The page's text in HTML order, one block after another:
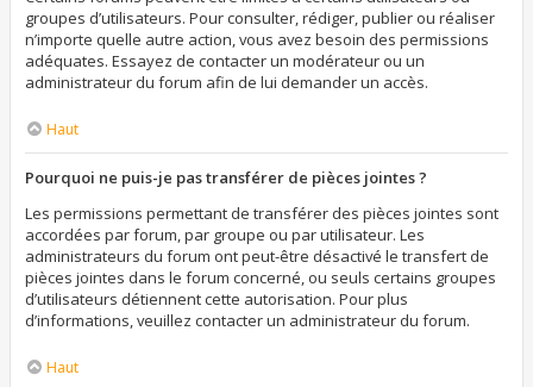
groupes d’utilisateurs. Pour consulter, rédiger, publier ou réaliser
n’importe quelle autre action, vous avez besoin des permissions
adéquates. Essayez de contacter un modérateur ou un
administrateur du forum afin de lui demander un accès.
Haut
Pourquoi ne puis-je pas transférer de pièces jointes ?
Les permissions permettant de transférer des pièces jointes sont
accordées par forum, par groupe ou par utilisateur. Les
administrateurs du forum ont peut-être désactivé le transfert de
pièces jointes dans le forum concerné, ou seuls certains groupes
d’utilisateurs détiennent cette autorisation. Pour plus
d’informations, veuillez contacter un administrateur du forum.
Haut